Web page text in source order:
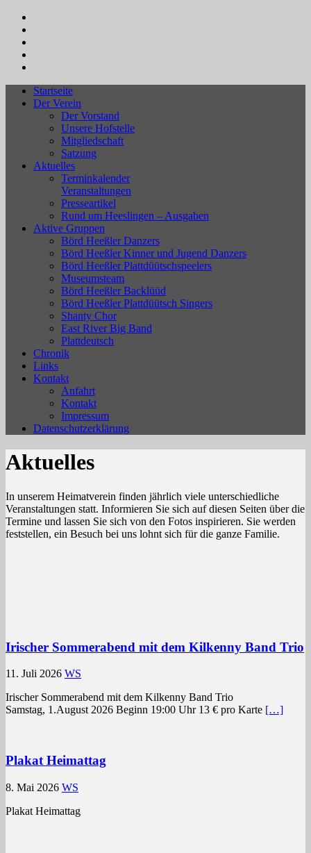
Startseite
Der Verein
Der Vorstand
Unsere Hofstelle
Mitgliedschaft
Satzung
Aktuelles
Terminkalender
Veranstaltungen
Presseartikel
Rund um Heeslingen – Ausgaben
Aktive Gruppen
Börd Heeßler Danzers
Börd Heeßler Kinner und Jugend Danzers
Börd Heeßler Plattdüütschspeelers
Museumsteam
Börd Heeßler Backlüüd
Börd Heeßler Plattdüütsch Singers
Shanty Chor
East River Big Band
Plattdeutsch
Chronik
Links
Kontakt
Anfahrt
Kontakt
Impressum
Datenschutzerklärung
Aktuelles
In unserem Heimatverein finden jährlich viele unterschiedliche
Veranstaltungen statt. Informieren Sie sich auf diesen Seiten über die
Termine und lassen Sie sich von den Fotos inspirieren. Sie werden
feststellen, ein Besuch bei uns lohnt sich für die ganze Familie.
Irischer Sommerabend mit dem Kilkenny Band Trio
11. Juli 2026 WS
Irischer Sommerabend mit dem Kilkenny Band Trio
Samstag, 1.August 2026 Beginn 19:00 Uhr 13 € pro Karte […]
Plakat Heimattag
8. Mai 2026 WS
Plakat Heimattag